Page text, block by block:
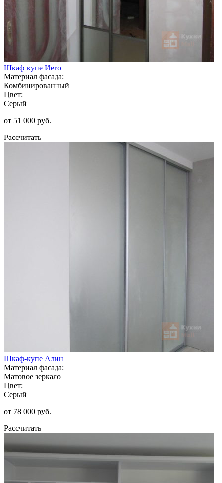
Шкаф-купе Иего
Материал фасада:
Комбинированный
Цвет:
Серый
от 51 000 руб.
Рассчитать
Шкаф-купе Алин
Материал фасада:
Матовое зеркало
Цвет:
Серый
от 78 000 руб.
Рассчитать